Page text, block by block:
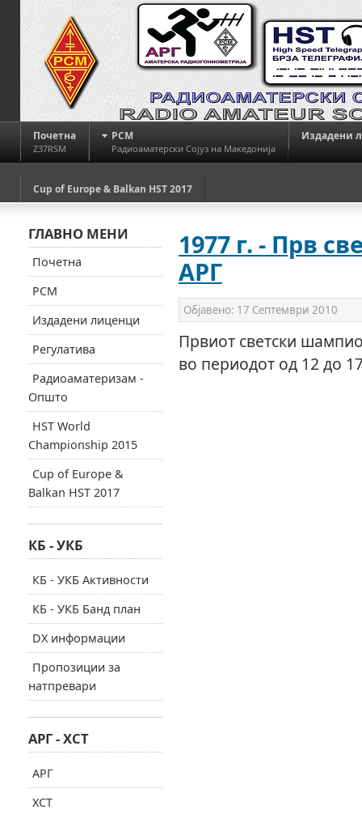
Почетна
Z37RSM
РСМ
Радиоаматерски Сојуз на Македонија
Издадени
Cup of Europe & Balkan HST 2017
1977 г. - Прв
АРГ
Објавено: 17 Септември 2010
Првиот светски
во периодот од 12 до
ГЛАВНО МЕНИ
Почетна
РСМ
Издадени лиценци
Регулатива
Радиоаматеризам -
Општо
HST World
Championship 2015
Cup of Europe &
Balkan HST 2017
КБ - УКБ
КБ - УКБ Активности
КБ - УКБ Банд план
DX информации
Пропозиции за
натпревари
АРГ - ХСТ
АРГ
ХСТ